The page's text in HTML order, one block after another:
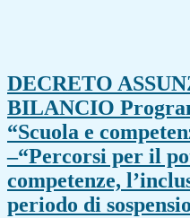
DECRETO
BILANCIO
“Scuola e
–“Percorsi per il
competenze,
periodo di